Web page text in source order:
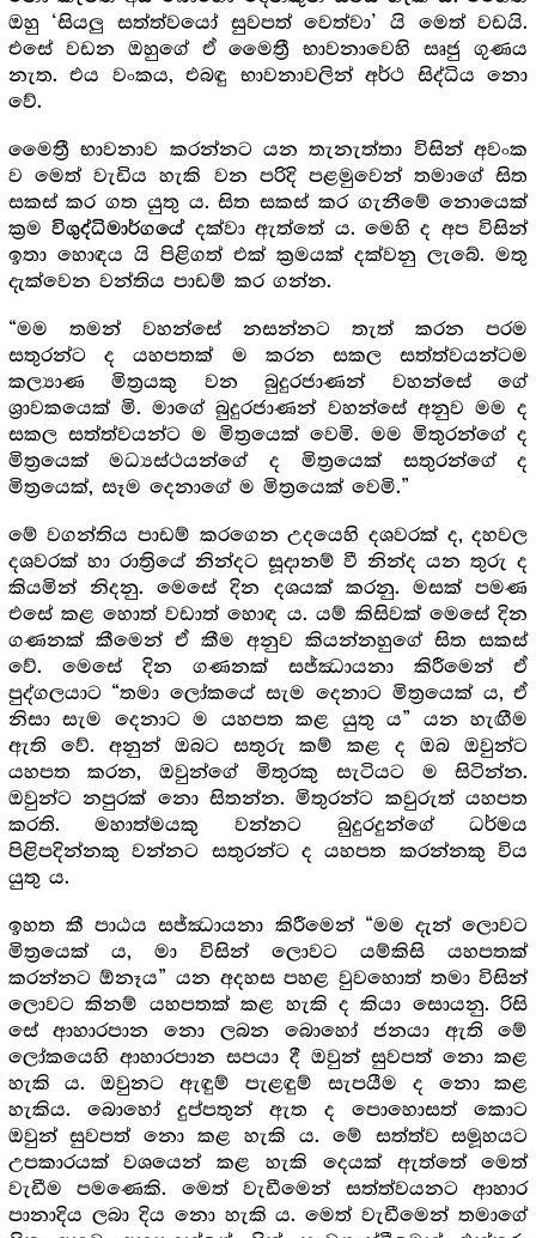
ඔහු ‘සියලු සත්ත්වයෝ සුවපත් වෙත්වා’ යි මෙත් වඩයි.
එසේ වඩන ඔහුගේ ඒ මෛත්‍රී භාවනාවෙහි සෘජු ගුණය
නැත. එය වංකය, එබඳු භාවනාවලින් අර්ථ සිද්ධිය නො
වේ.
මෛත්‍රී භාවනාව කරන්නට යන තැනැත්තා විසින් අවංක
ව මෙත් වැඩිය හැකි වන පරිදි පළමුවෙන් තමාගේ සිත
සකස් කර ගත යුතු ය. සිත සකස් කර ගැනීමේ නොයෙක්
ක්‍ර‍මවිශුද්ධිමාර්ගයේදක්වා ඇත්තේ ය. මෙහි ද අප විසින්
ඉතා හොඳය යි පිළිගත් එක් ක්‍ර‍මයක් දක්වනු ලැබේ. මතු
දැක්වෙන වන්තිය පාඩම් කර ගන්න.
“මම තමන් වහන්සේ නසන්නට තැත් කරන පරම
සතුරන්ට ද යහපතක් ම කරන සකල සත්ත්වයන්ටම
කල්‍යාණ මිත්‍ර‍යකු වන බුදුරජාණන් වහන්සේ ගේ
ශ්‍රාවකයෙක් මි. මාගේ බුදුරජාණන් වහන්සේ අනුව මම ද
සකල සත්ත්වයන්ට ම මිත්‍රයෙක් වෙමි. මම මිතුරන්ගේ ද
මිත්‍රයෙක් මධ්‍යස්ථයන්ගේ ද මිත්‍රයෙක් සතුරන්ගේ ද
මිත්‍රයෙක්, සෑම දෙනාගේ ම මිත්‍රයෙක් වෙමි.”
මේ වගන්තිය පාඩම් කරගෙන උදයෙහි දශවරක් ද, දහවල
දශවරක් හා රාත්‍රියේ නින්දට සූදානම් වී නින්ද යන තුරු ද
කියමින් නිදනු. මෙසේ දින දශයක් කරනු. මසක් පමණ
එසේ කළ හොත් වඩාත් හොඳ ය. යම් කිසිවක් මෙසේ දින
ගණනක් කීමෙන් ඒ කීම අනුව කියන්නහුගේ සිත සකස්
වේ. මෙසේ දින ගණනක් සජ්ඣායනා කිරීමෙන් ඒ
පුද්ගලයාට “තමා ලෝකයේ සැම දෙනාට මිත්‍ර‍යෙක් ය, ඒ
නිසා සැම දෙනාට ම යහපත කළ යුතු ය” යන හැඟීම
ඇති වේ. අනුන් ඔබට සතුරු කම් කළ ද ඔබ ඔවුන්ට
යහපත කරන, ඔවුන්ගේ මිතුරකු සැටියට ම සිටින්න.
ඔවුන්ට නපුරක් නො සිතන්න. මිතුරන්ට කවුරුත් යහපත
කරති. මහාත්මයකු වන්නට බුදුරදුන්ගේ ධර්මය
පිළිපදින්නකු වන්නට සතුරන්ට ද යහපත කරන්නකු විය
යුතු ය.
ඉහත කී පාඨය සජ්ඣායනා කිරීමෙන් “මම දැන් ලොවට
මිත්‍රයෙක් ය, මා විසින් ලොවට යම්කිසි යහපතක්
කරන්නට ඕනෑය” යන අදහස පහළ වුවහොත් තමා විසින්
ලොවට කිනම් යහපතක් කළ හැකි ද කියා සොයනු. රිසි
සේ ආහාරපාන නො ලබන බොහෝ ජනයා ඇති මේ
ලෝකයෙහි ආහාරපාන සපයා දී ඔවුන් සුවපත් නො කළ
හැකි ය. ඔවුනට ඇඳුම් පැළඳුම් සැපයීම ද නො කළ
හැකිය. බොහෝ දුප්පතුන් ඇත ද පොහොසත් කොට
ඔවුන් සුවපත් නො කළ හැකි ය. මේ සත්ත්ව සමූහයට
උපකාරයක් වශයෙන් කළ හැකි දෙයක් ඇත්තේ මෙත්
වැඩීම පමණෙකි. මෙත් වැඩීමෙන් සත්ත්වයනට ආහාර
පානාදිය ලබා දිය නො හැකි ය. මෙත් වැඩීමෙන් තමාගේ